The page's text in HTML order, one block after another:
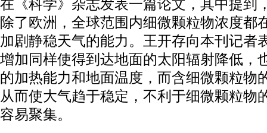
在《科学》杂志发表一篇论文，其中提到
除了欧洲，全球范围内细微颗粒物浓度都
加剧静稳天气的能力。王开存向本刊记者
增加同样使得到达地面的太阳辐射降低，
的加热能力和地面温度，而含细微颗粒物
从而使大气趋于稳定，不利于细微颗粒物
容易聚集。